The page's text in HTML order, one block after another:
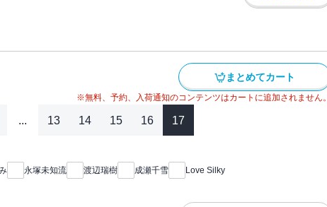
リウムの恋」は、大ボリュームの最終話！小西
れない眞桜は・・・？「イシャコイ【ｉ】」は、
北池がやってきて研修医・藤田の主治医だと告げ
高過ぎ君と結婚願望あり過ぎちゃんの恋」は、
なり過ぎる玲はこっそり密会の様子を覗きに行
まとめてカート
※無料、予約、入荷通知のコンテンツはカートに追加されません。
... 13 14 15 16 17
永塚未知流 渡辺瑞樹 成瀬千雪 Love Silky